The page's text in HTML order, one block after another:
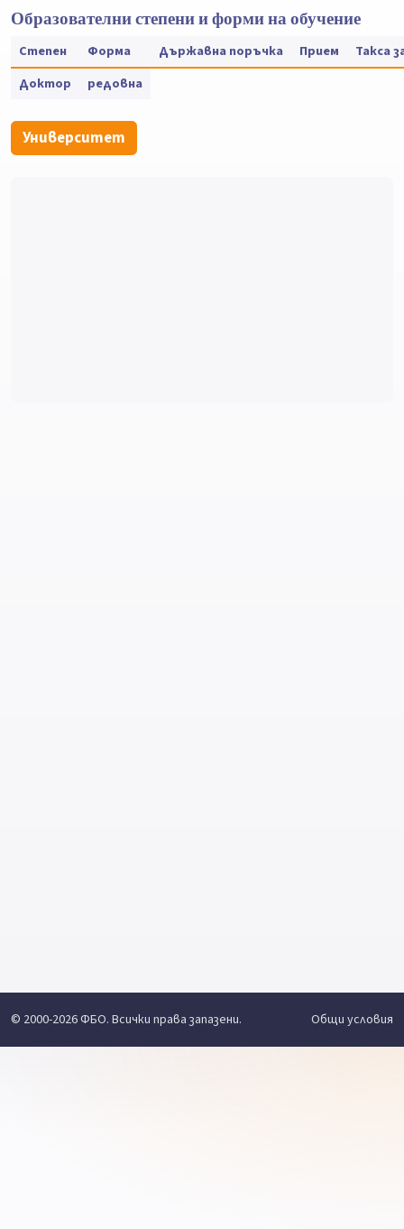
Образователни степени и форми на обучение
Степен Форма Държавна поръчка Прием
Такса
Доктор
редовна
Университет
© 2000-2026 ФБО. Всички права запазени. Общи условия